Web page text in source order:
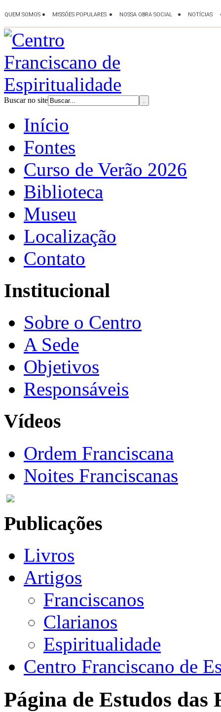
Buscar no site
Início
Fontes
Curso de Verão 2026
Biblioteca
Museu
Localização
Contato
Institucional
Sobre o Centro
A Sede
Objetivos
Responsáveis
Vídeos
Ordem Franciscana
Noites Franciscanas
Publicações
Livros
Artigos
Franciscanos
Clarianos
Espiritualidade
Centro Franciscano de
Página de Estudos das